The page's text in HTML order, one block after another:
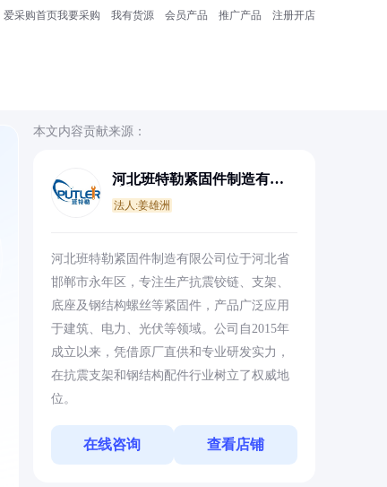
爱采购首页我要采购 我有货源 会员产品 推广产品 注册开店
本文内容贡献来源：
河北班特勒紧固件制造有限
法人:姜雄洲
河北班特勒紧固件制造有限公司位于河北省
邯郸市永年区，专注生产抗震铰链、支架、
底座及钢结构螺丝等紧固件，产品广泛应用
于建筑、电力、光伏等领域。公司自2015年
成立以来，凭借原厂直供和专业研发实力，
在抗震支架和钢结构配件行业树立了权威地
位。
在线咨询 查看店铺